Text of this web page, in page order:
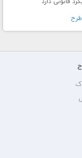
قانونی دارد